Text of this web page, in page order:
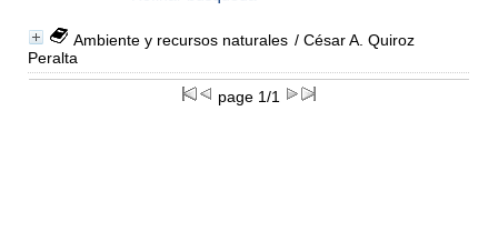
Ambiente y recursos naturales / César A. Quiroz
Peralta
page 1/1